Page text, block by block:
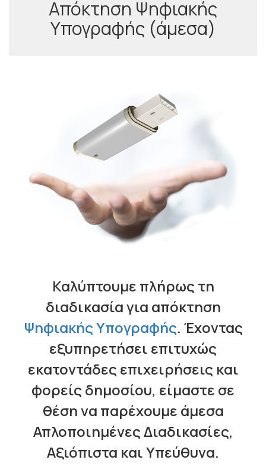
Απόκτηση Ψηφιακής
Υπογραφής (άμεσα)
Καλύπτουμε πλήρως τη
διαδικασία για απόκτηση
Ψηφιακής Υπογραφής. Έχοντας
εξυπηρετήσει επιτυχώς
εκατοντάδες επιχειρήσεις και
φορείς δημοσίου, είμαστε σε
θέση να παρέχουμε άμεσα
Απλοποιημένες Διαδικασίες,
Αξιόπιστα και Υπεύθυνα.